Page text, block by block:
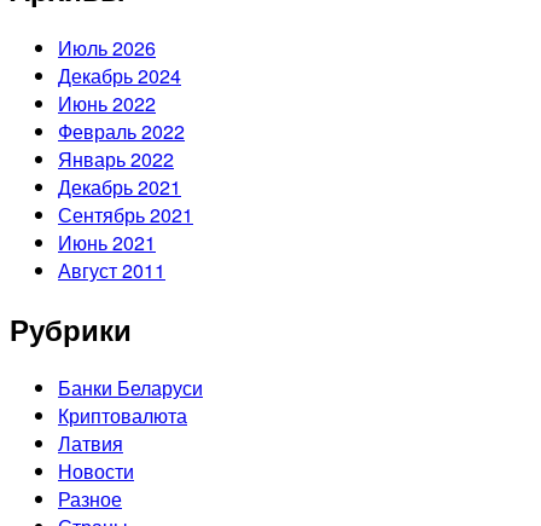
Июль 2026
Декабрь 2024
Июнь 2022
Февраль 2022
Январь 2022
Декабрь 2021
Сентябрь 2021
Июнь 2021
Август 2011
Рубрики
Банки Беларуси
Криптовалюта
Латвия
Новости
Разное